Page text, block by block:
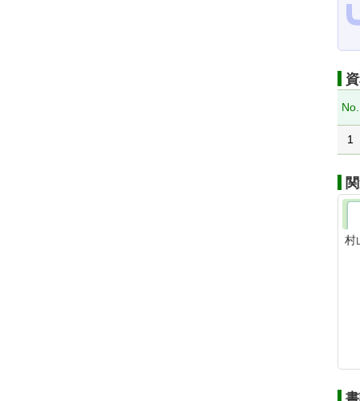
No.
1
村